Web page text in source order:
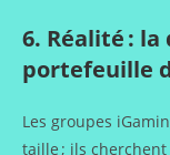
6. Réalité :
portefeuille
Les groupes
taille ; ils